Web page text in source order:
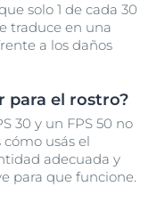
solo 1 de cada 30
traduce en una
a los daños
para el rostro?
30 y un FPS 50 no
usás el
adecuada y
para que funcione.